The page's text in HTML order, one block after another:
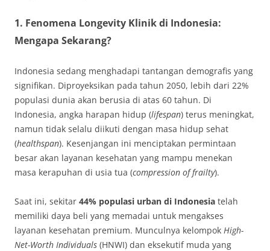
1. Fenomena Longevity Klinik di Indonesia:
Mengapa Sekarang?
Indonesia sedang menghadapi tantangan demografis yang
signifikan. Diproyeksikan pada tahun 2050, lebih dari 22%
populasi dunia akan berusia di atas 60 tahun. Di
Indonesia, angka harapan hidup (lifespan) terus meningkat,
namun tidak selalu diikuti dengan masa hidup sehat
(healthspan). Kesenjangan ini menciptakan permintaan
besar akan layanan kesehatan yang mampu menekan
masa kerapuhan di usia tua (compression of frailty).
Saat ini, sekitar 44% populasi urban di Indonesia telah
memiliki daya beli yang memadai untuk mengakses
layanan kesehatan premium. Munculnya kelompok High-
Net-Worth Individuals (HNWI) dan eksekutif muda yang